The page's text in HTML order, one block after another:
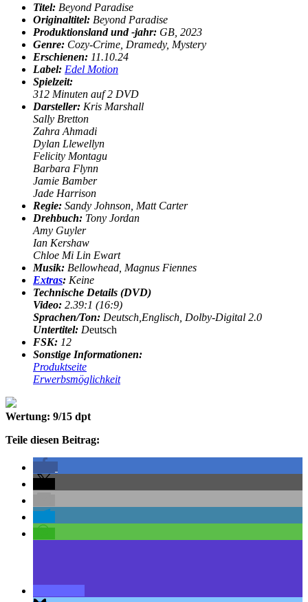
Titel: Beyond Paradise
Originaltitel: Beyond Paradise
Produktionsland und -jahr: GB, 2023
Genre: Cozy-Crime, Dramedy, Mystery
Erschienen: 11.10.24
Label: Edel Motion
Spielzeit:
312 Minuten auf 2 DVD
Darsteller: Kris Marshall
Sally Bretton
Zahra Ahmadi
Dylan Llewellyn
Felicity Montagu
Barbara Flynn
Jamie Bamber
Jade Harrison
Regie: Sandy Johnson, Matt Carter
Drehbuch: Tony Jordan
Amy Guyler
Ian Kershaw
Chloe Mi Lin Ewart
Musik: Bellowhead, Magnus Fiennes
Extras: Keine
Technische Details (DVD)
Video: 2.39:1 (16:9)
Sprachen/Ton: Deutsch,Englisch, Dolby-Digital 2.0
Untertitel: Deutsch
FSK: 12
Sonstige Informationen:
Produktseite
Erwerbsmöglichkeit
Wertung: 9/15 dpt
Teile diesen Beitrag: